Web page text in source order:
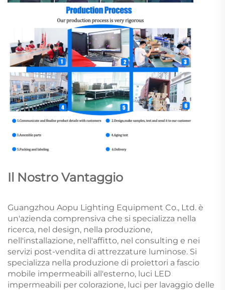
Il Nostro Vantaggio
Guangzhou Aopu Lighting Equipment Co., Ltd. è
un'azienda comprensiva che si specializza nella
ricerca, nel design, nella produzione,
nell'installazione, nell'affitto, nel consulting e nei
servizi post-vendita di attrezzature luminose. Si
specializza nella produzione di proiettori a fascio
mobile impermeabili all'esterno, luci LED
impermeabili per colorazione, luci per lavaggio delle